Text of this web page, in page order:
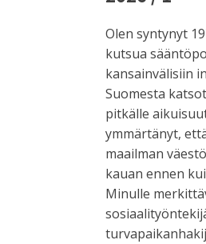
Olen syntynyt
kutsua
kansainvälisiin
Suomesta
pitkälle
ymmärtänyt,
maailman
kauan ennen
Minulle